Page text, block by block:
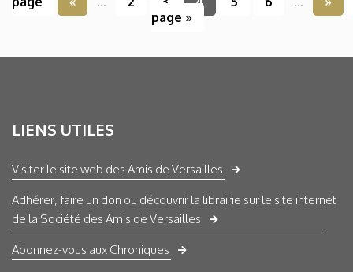
page »
LIENS UTILES
Visiter le site web des Amis de Versailles
Adhérer, faire un don ou découvrir la librairie sur le site internet
de la Société des Amis de Versailles
Abonnez-vous aux Chroniques